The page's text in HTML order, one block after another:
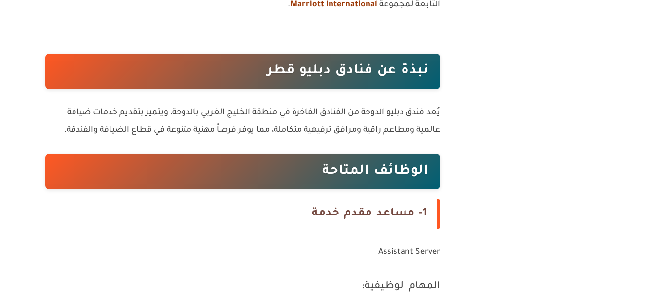
التابعة لمجموعة Marriott International
.
نبذة عن فنادق دبليو قطر
يُعد فندق دبليو الدوحة من الفنادق الفاخرة في منطقة الخليج الغربي بالدوحة، ويتميز بتقديم خدمات ضيافة
عالمية ومطاعم راقية ومرافق ترفيهية متكاملة، مما يوفر فرصاً مهنية متنوعة في قطاع الضيافة والفندقة.
الوظائف المتاحة
1- مساعد مقدم خدمة
Assistant Server
المهام الوظيفية: